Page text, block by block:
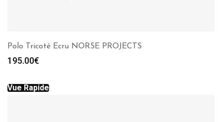
Polo Tricoté Ecru NORSE PROJECTS
195.00€
Vue Rapide